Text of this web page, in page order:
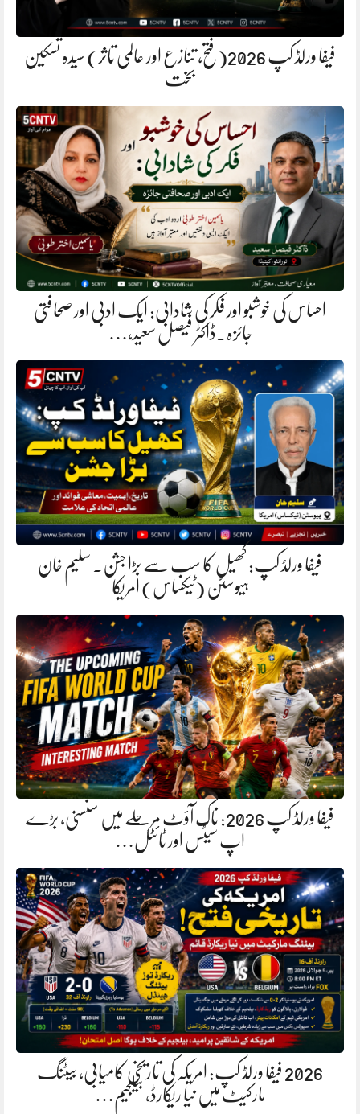
فیفا ورلڈ کپ 2026(فتح، تنازع اور عالمی تاثر) سیدہ تسکین
بخت
احساس کی خوشبو اور فکر کی شادابی: ایک ادبی اور صحافتی
جائزہ.ڈاکٹر فیصل سعید،…
فیفا ورلڈ کپ: کھیل کا سب سے بڑا جشن. سلیم خان
ہیوسٹن (ٹیکساس) امریکا
فیفا ورلڈ کپ 2026: ناک آؤٹ مرحلے میں سنسنی، بڑے
اپ سیٹس اور ٹائٹل…
2026 فیفا ورلڈ کپ: امریکہ کی تاریخی کامیابی، بیٹنگ
مارکیٹ میں نیا ریکارڈ، بیلجیم…